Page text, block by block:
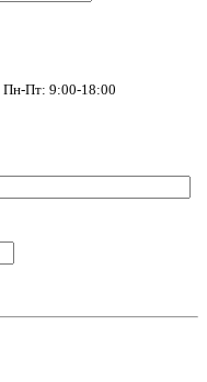
Пн-Пт: 9:00-18:00